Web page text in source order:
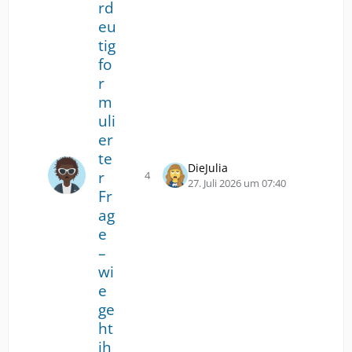
rd
eu
tig
fo
r
m
uli
er
te
r
Fr
ag
e
–
wi
e
ge
ht
ih
4
Antworten
DieJulia
27. Juli 2026 um 07:40
Z